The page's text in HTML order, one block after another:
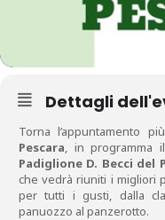
Dettagli
Torna l’appuntamento
Pescara, in programma il
Padiglione D. Becci del
che vedrà riuniti i migliori
per tutti i gusti, dalla
panuozzo al panzerotto.